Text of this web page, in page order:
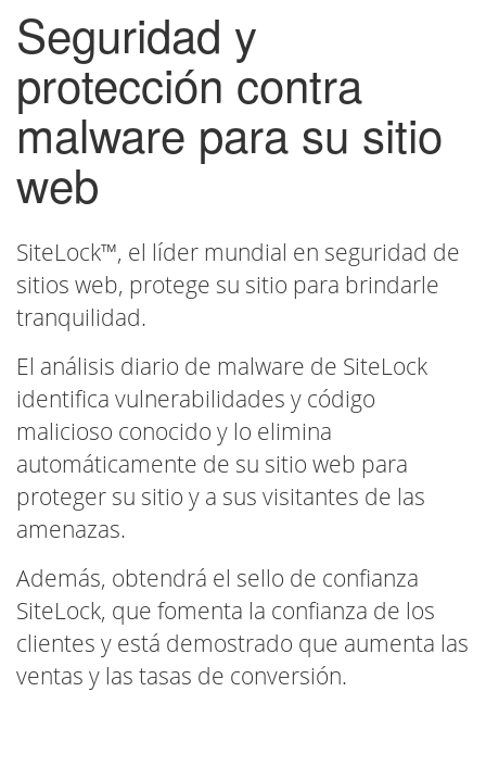
Seguridad y
protección contra
malware para su sitio
web
SiteLock™, el líder mundial en seguridad de
sitios web, protege su sitio para brindarle
tranquilidad.
El análisis diario de malware de SiteLock
identifica vulnerabilidades y código
malicioso conocido y lo elimina
automáticamente de su sitio web para
proteger su sitio y a sus visitantes de las
amenazas.
Además, obtendrá el sello de confianza
SiteLock, que fomenta la confianza de los
clientes y está demostrado que aumenta las
ventas y las tasas de conversión.